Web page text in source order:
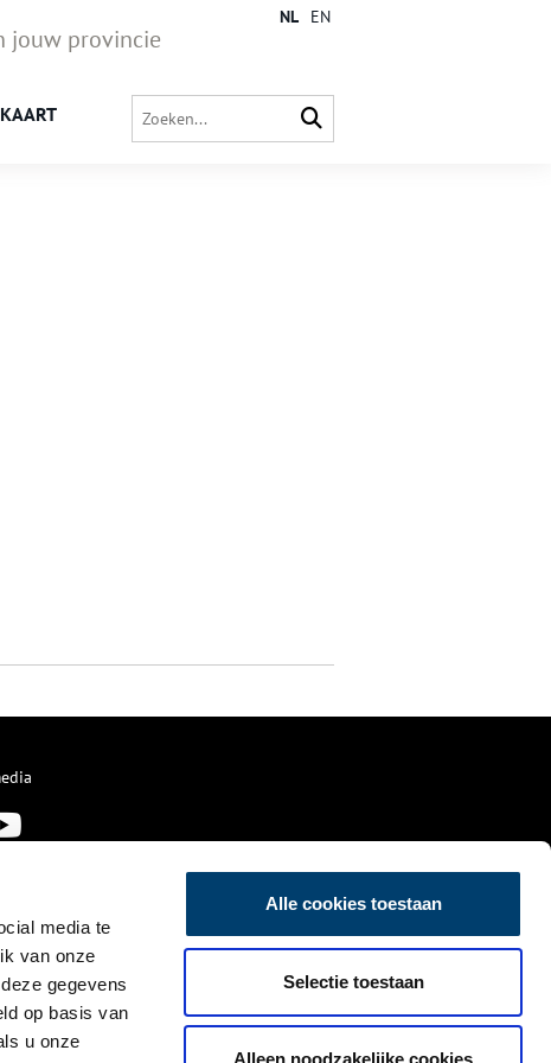
media te
van onze
gegevens
op basis van
u onze
Alle cookies toestaan
Selectie toestaan
Alleen noodzakelijke cookies
jouw provincie
KAART
NL EN